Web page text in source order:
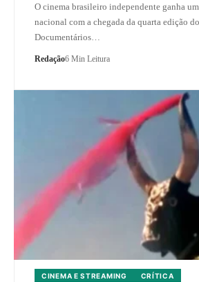
O cinema brasileiro independente ganha
nacional com a chegada da quarta edição
Documentários…
Redação6 Min Leitura
CINEMA E STREAMING CRÍTICA